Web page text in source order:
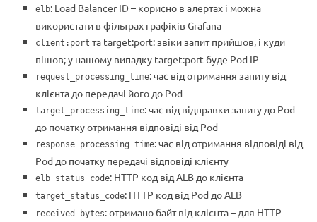
elb: Load Balancer ID – корисно в алертах і можна
використати в фільтрах графіків Grafana
client:port та target:port: звіки запит прийшов, і куди
пішов; у нашому випадку target:port буде Pod IP
request_processing_time: час від отримання запиту від
клієнта до передачі його до Pod
target_processing_time: час від відправки запиту до Pod
до початку отримання відповіді від Pod
response_processing_time: час від отримання відповіді від
Pod до початку передачі відповіді клієнту
elb_status_code: HTTP код від ALB до клієнта
target_status_code: HTTP код від Pod до ALB
received_bytes: отримано байт від клієнта – для HTTP